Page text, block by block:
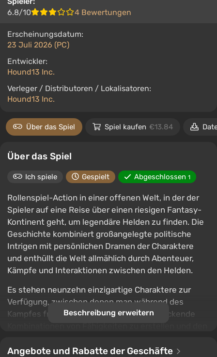
6.8/10
4 Bewertungen
Erscheinungsdatum:
23 Juli 2026 (PC)
Entwickler:
Hound13 Inc.
Verleger / Distributoren / Lokalisatoren:
Hound13 Inc.
Über das Spiel Spiel kaufen €13.84
Über das Spiel
Ich spiele Gespielt Abgeschlossen 1
Rollenspiel-Action in einer offenen Welt, in der der
Spieler auf eine Reise über einen riesigen Fantasy-
Kontinent geht, um legendäre Helden zu finden. Die
Geschichte kombiniert großangelegte politische
Intrigen mit persönlichen Dramen der Charaktere
und enthüllt die Welt allmählich durch Abenteuer,
Kämpfe und Interaktionen zwischen den Helden.
Es stehen neunzehn einzigartige Charaktere zur
Verfügung, zwischen denen man während des
Kampfes frei wechseln kann, um beeindruckende
basiert nicht auf zufälligen Mechaniken, sondern auf
Beschreibung erweitern
Angebote und Rabatte der Geschäfte